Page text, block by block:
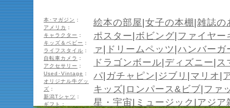
本･マガジン ：
アメリカ ：
キャラクター ：
キッズ＆ベビー ：
ライフスタイル ：
自転車カメラ
：
アクセサリー ：
Used･Vintage ：
オリジナル牛グッ
ズ ：
新潟Tシャツ ：
ギフト
：
絵本の部屋 女子の本棚 雑誌の
ポスター ボビング ファイヤー
ァ
ドリームペッツ ハンバーガ
ドラゴンボール ディズニー ス
パ ガチャピン ジブリ マリオ
キッズ ロンパース&ビブ ファ
星・宇宙 ミュージック アジア